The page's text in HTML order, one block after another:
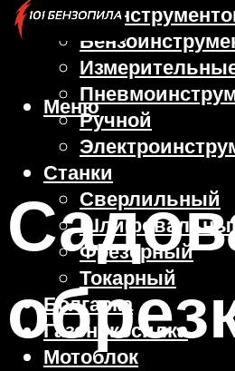
Виды
Ручной
Станки
Сверлильный
Фрезерный
Токарный
Болгарка
Газонокосилка
Мотоблок
Меню